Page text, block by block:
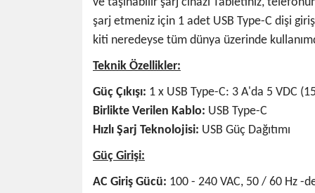
şarj etmeniz için 1 adet USB Type-C dişi
kiti neredeyse tüm dünya üzerinde
Teknik Özellikler:
Güç Çıkışı: 1 x USB Type-C: 3 A'da 5 VDC
Birlikte Verilen Kablo: USB Type-C
Hızlı Şarj Teknolojisi: USB Güç Dağıtımı
Güç Girişi:
AC Giriş Gücü: 100 - 240 VAC, 50 / 60 Hz -